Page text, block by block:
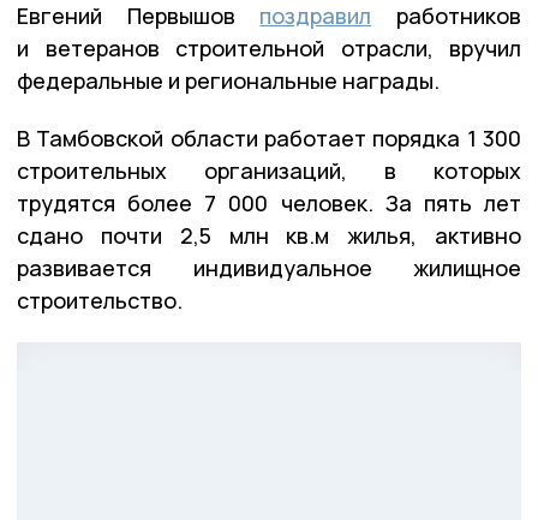
Евгений Первышов поздравил работников
и ветеранов строительной отрасли, вручил
федеральные и региональные награды.
В Тамбовской области работает порядка 1 300
строительных организаций, в которых
трудятся более 7 000 человек. За пять лет
сдано почти 2,5 млн кв.м жилья, активно
развивается индивидуальное жилищное
строительство.